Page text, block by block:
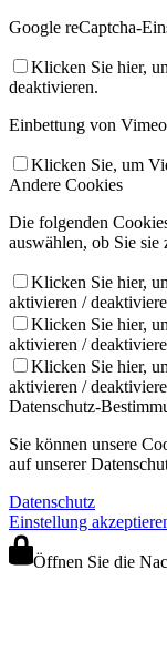
Google reCaptcha-
Klicken Sie hier,
deaktivieren.
Einbettung von
Klicken Sie, um
Andere Cookies
Die folgenden
auswählen, ob Sie sie
Klicken Sie hier,
aktivieren /
Klicken Sie hier,
aktivieren /
Klicken Sie hier,
aktivieren /
Datenschutz-
Sie können unsere
auf unserer
Datenschutz
Einstellung
Öffnen Sie die